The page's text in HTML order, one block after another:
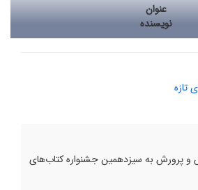
عنوان
نویسنده
تازه
و پرورش به سیزدهمین جشنواره کتاب‌های